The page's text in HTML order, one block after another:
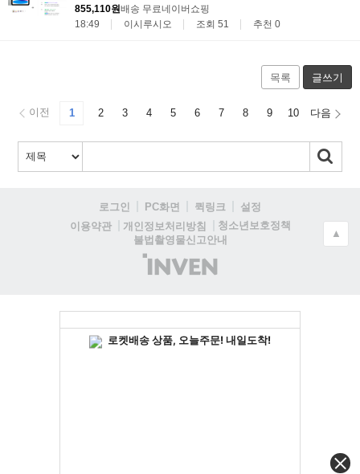
855,110원배송 무료네이버쇼핑
18:49
이시루시오 조회 51 추천 0
목록 글쓰기
이전 1 2 3 4 5 6 7 8 9 10 다음
로그인 PC화면 퀵링크
설정
이용약관
개인정보처리방침
청소년보호정책
불법촬영물신고안내
(주)
인
▲